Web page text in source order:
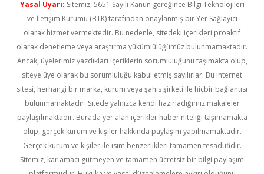
Yasal Uyarı: Sitemiz, 5651 Sayılı Kanun gereğince Bilgi Teknolojileri
ve İletişim Kurumu (BTK) tarafından onaylanmış bir Yer Sağlayıcı
olarak hizmet vermektedir. Bu nedenle, sitedeki içerikleri proaktif
olarak denetleme veya araştırma yükümlülüğümüz bulunmamaktadır.
Ancak, üyelerimiz yazdıkları içeriklerin sorumluluğunu taşımakta olup,
siteye üye olarak bu sorumluluğu kabul etmiş sayılırlar. Bu internet
sitesi, herhangi bir marka, kurum veya şahıs şirketi ile hiçbir bağlantısı
bulunmamaktadır. Sitede yalnızca kendi hazırladığımız makaleler
paylaşılmaktadır. Burada yer alan içerikler haber niteliği taşımamakta
olup, gerçek kurum ve kişiler hakkında paylaşım yapılmamaktadır.
Gerçek kurum ve kişiler ile isim benzerlikleri tamamen tesadüfidir.
Sitemiz, kar amacı gütmeyen ve tamamen ücretsiz bir bilgi paylaşım